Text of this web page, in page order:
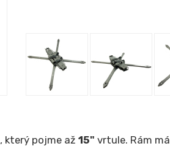
, který pojme až 15" vrtule. Rám má